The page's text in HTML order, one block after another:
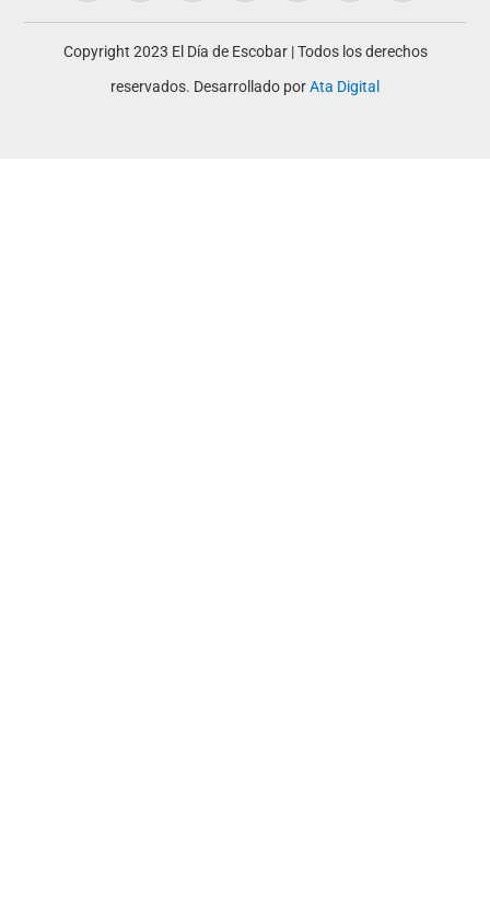
Copyright 2023 El Día de Escobar | Todos los derechos
reservados. Desarrollado porAta Digital